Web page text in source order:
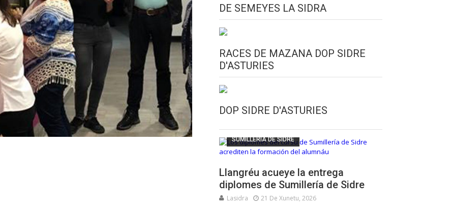
DE SEMEYES LA SIDRA
RACES DE MAZANA DOP SIDRE
D'ASTURIES
DOP SIDRE D'ASTURIES
ESCUELA DE SUMILLERÍA DE LA SIDRE
SUMILLERÍA DE SIDRE
Llangréu acueye la entrega
diplomes de Sumillería de Sidre
Lasidra 21 De Xunetu, 2026